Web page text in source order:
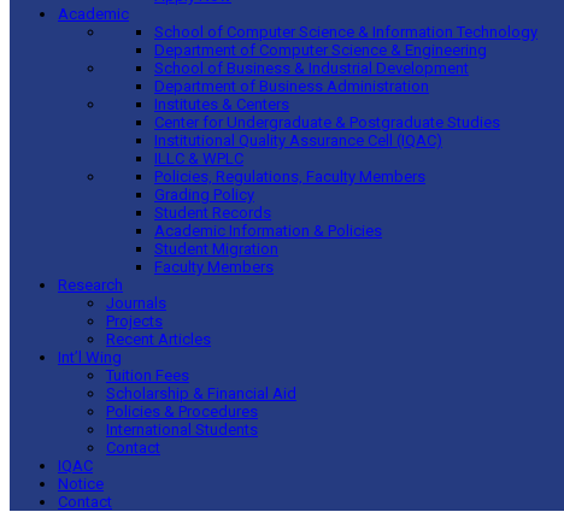
Academic
School of Computer Science & Information Technology
Department of Computer Science & Engineering
School of Business & Industrial Development
Department of Business Administration
Institutes & Centers
Center for Undergraduate & Postgraduate Studies
Institutional Quality Assurance Cell (IQAC)
ILLC & WPLC
Policies, Regulations, Faculty Members
Grading Policy
Student Records
Academic Information & Policies
Student Migration
Faculty Members
Research
Journals
Projects
Recent Articles
Int’l Wing
Tuition Fees
Scholarship & Financial Aid
Policies & Procedures
International Students
Contact
IQAC
Notice
Contact